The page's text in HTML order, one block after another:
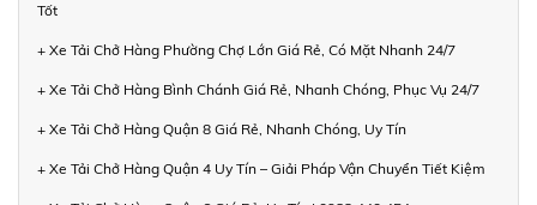
Tốt
+ Xe Tải Chở Hàng Phường Chợ Lớn Giá Rẻ, Có Mặt Nhanh 24/7
+ Xe Tải Chở Hàng Bình Chánh Giá Rẻ, Nhanh Chóng, Phục Vụ 24/7
+ Xe Tải Chở Hàng Quận 8 Giá Rẻ, Nhanh Chóng, Uy Tín
+ Xe Tải Chở Hàng Quận 4 Uy Tín – Giải Pháp Vận Chuyển Tiết Kiệm